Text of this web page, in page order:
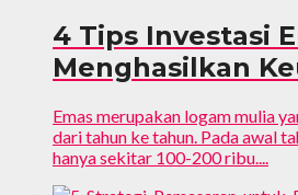
4 Tips Investasi
Menghasilkan
Emas merupakan logam mulia
dari tahun ke tahun. Pada awal
hanya sekitar 100-200 ribu....